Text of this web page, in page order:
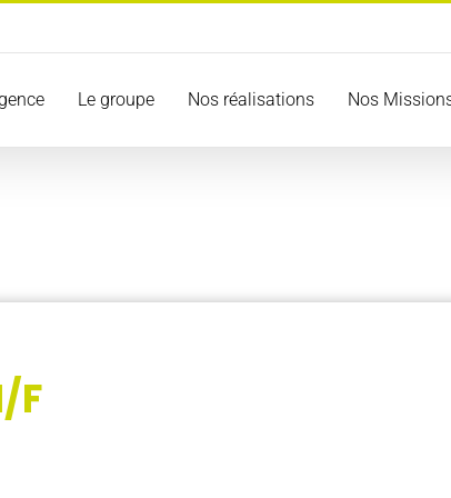
Le groupe Nos réalisations Nos
F